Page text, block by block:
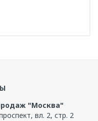
"Москва"
вл. 2, стр. 2